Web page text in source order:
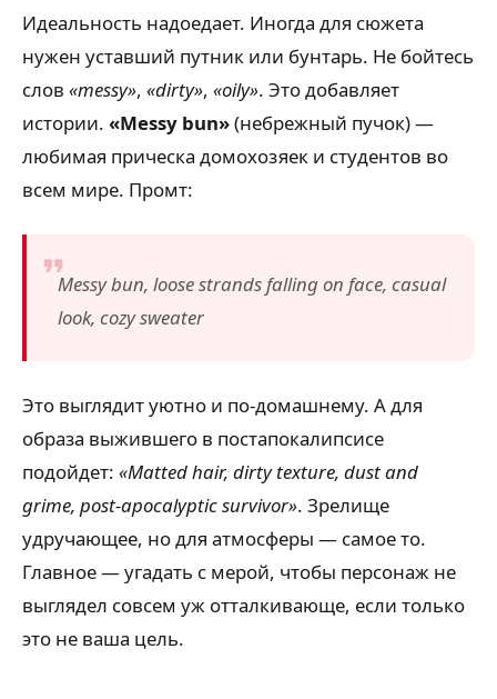
Идеальность надоедает. Иногда для сюжета
нужен уставший путник или бунтарь. Не бойтесь
слов «messy», «dirty», «oily». Это добавляет
истории. «Messy bun»(небрежный пучок) —
любимая прическа домохозяек и студентов во
всем мире. Промт:
Messy bun, loose strands falling on face, casual
look, cozy sweater
Это выглядит уютно и по-домашнему. А для
образа выжившего в постапокалипсисе
подойдет: «Matted hair, dirty texture, dust and
grime, post-apocalyptic survivor». Зрелище
удручающее, но для атмосферы — самое то.
Главное — угадать с мерой, чтобы персонаж не
выглядел совсем уж отталкивающе, если только
это не ваша цель.